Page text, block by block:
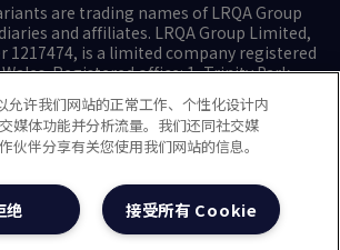
are trading names of LRQA Group
and affiliates. LRQA Group Limited,
1217474, is a limited company registered
Registered office: 1, Trinity Park,
B37 7ES. © 2025 LRQA Group
Limited.
备2023029947号-1
允许我们网站的正常工作、个性化设计内
媒体功能并分析流量。我们还同社交媒
伙伴分享有关您使用我们网站的信息。
接受所有 Cookie
绝